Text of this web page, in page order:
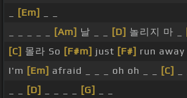
[Em]
[Am] 날 _ _ [D] 놀리지 마 _
[C] 몰라 So [F#m] just [F#] run away
I'm [Em] afraid _ _ _ oh oh _ _ [C]
[D] [G]